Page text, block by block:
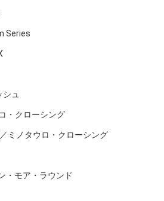
Series
シュ
・クローシング
／ミノタウロ・クローシング
・モア・ラウンド